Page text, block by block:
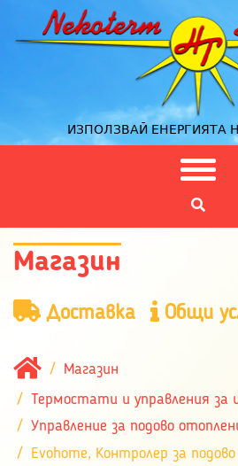
ИЗПОЛЗВАЙ ЕНЕРГИЯТА
Магазин
Доставка Общи
Магазин
Термостати и управления за
Управление за подово
Evohome, Контролер за